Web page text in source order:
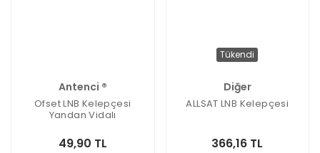
Antenci ®
Ofset LNB Kelepçesi
Yandan Vidalı
49,90 TL
Tükendi
Diğer
ALLSAT LNB Kelepçesi
366,16 TL